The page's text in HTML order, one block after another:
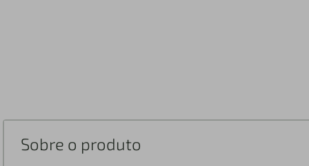
Sobre o produto